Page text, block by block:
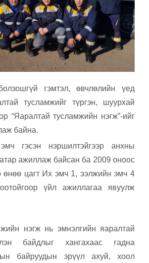
гэмтэл, өвчлөлийн үед
тусламжийг түргэн, шуурхай
“Яаралтай тусламжийн нэгж”-ийг
байна.
гэсэн нэршилтэйгээр анхны
ажиллаж байсан ба 2009 оноос
өнөө цагт Их эмч 1, ээлжийн эмч 4
үйл ажиллагаа явуулж
нэгж нь эмнэлгийн яаралтай
байдлыг хангахаас гадна
байруудын эрүүл ахуй, хоол